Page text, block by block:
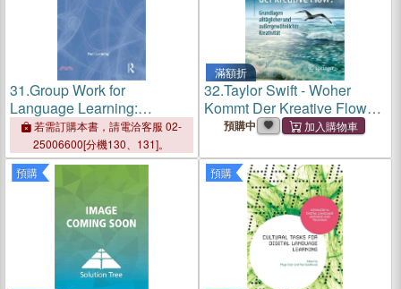
31.Group Work for
Language Learning:
Harnessing the Power of
Group Dynamics
若需訂購本書，請電洽客服 02-
25006600[分機130、131]。
滿額折
32.Taylor Swift - Woher
Kommt Der Kreative Flow?:
Grundlagen Alltäglicher Und
Kreativität
預購中
預購 預購